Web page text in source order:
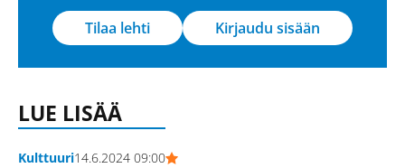
Tilaa lehti Kirjaudu sisään
LUE LISÄÄ
Kulttuuri14.6.2024 09:00